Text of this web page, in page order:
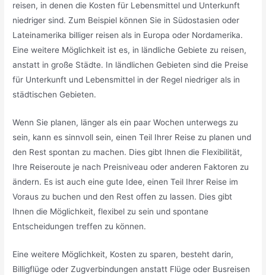
reisen, in denen die Kosten für Lebensmittel und Unterkunft
niedriger sind. Zum Beispiel können Sie in Südostasien oder
Lateinamerika billiger reisen als in Europa oder Nordamerika.
Eine weitere Möglichkeit ist es, in ländliche Gebiete zu reisen,
anstatt in große Städte. In ländlichen Gebieten sind die Preise
für Unterkunft und Lebensmittel in der Regel niedriger als in
städtischen Gebieten.
Wenn Sie planen, länger als ein paar Wochen unterwegs zu
sein, kann es sinnvoll sein, einen Teil Ihrer Reise zu planen und
den Rest spontan zu machen. Dies gibt Ihnen die Flexibilität,
Ihre Reiseroute je nach Preisniveau oder anderen Faktoren zu
ändern. Es ist auch eine gute Idee, einen Teil Ihrer Reise im
Voraus zu buchen und den Rest offen zu lassen. Dies gibt
Ihnen die Möglichkeit, flexibel zu sein und spontane
Entscheidungen treffen zu können.
Eine weitere Möglichkeit, Kosten zu sparen, besteht darin,
Billigflüge oder Zugverbindungen anstatt Flüge oder Busreisen